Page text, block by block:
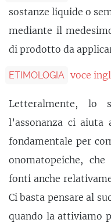
sostanze liquide o
mediante il
di prodotto da
ETIMOLOGIA voce
Letteralmente, lo
l’assonanza ci
fondamentale per
onomatopeiche,
fonti anche
Ci basta pensare al
quando la attiviamo